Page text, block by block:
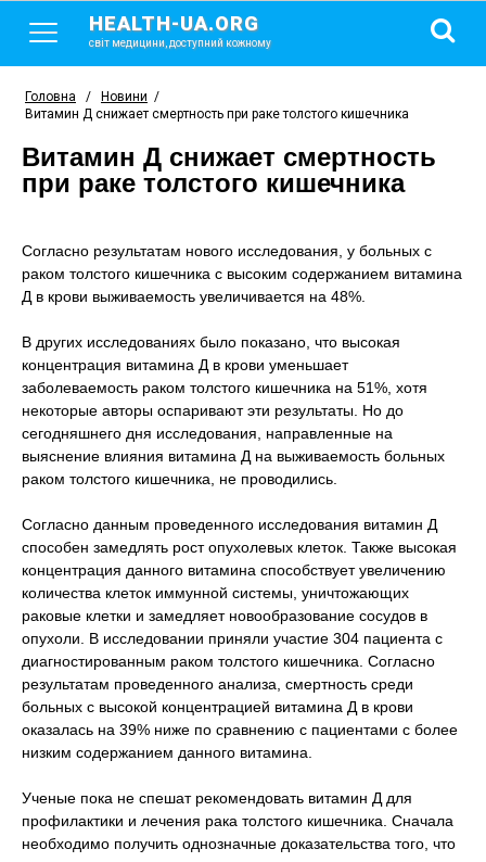
HEALTH-UA.ORG
світ медицини, доступний кожному
Головна / Новини /
Витамин Д снижает смертность при раке толстого кишечника
Витамин Д снижает смертность
при раке толстого кишечника
Согласно результатам нового исследования, у больных с
раком толстого кишечника с высоким содержанием витамина
Д в крови выживаемость увеличивается на 48%.
В других исследованиях было показано, что высокая
концентрация витамина Д в крови уменьшает
заболеваемость раком толстого кишечника на 51%, хотя
некоторые авторы оспаривают эти результаты. Но до
сегодняшнего дня исследования, направленные на
выяснение влияния витамина Д на выживаемость больных
раком толстого кишечника, не проводились.
Согласно данным проведенного исследования витамин Д
способен замедлять рост опухолевых клеток. Также высокая
концентрация данного витамина способствует увеличению
количества клеток иммунной системы, уничтожающих
раковые клетки и замедляет новообразование сосудов в
опухоли. В исследовании приняли участие 304 пациента с
диагностированным раком толстого кишечника. Согласно
результатам проведенного анализа, смертность среди
больных с высокой концентрацией витамина Д в крови
оказалась на 39% ниже по сравнению с пациентами с более
низким содержанием данного витамина.
Ученые пока не спешат рекомендовать витамин Д для
профилактики и лечения рака толстого кишечника. Сначала
необходимо получить однозначные доказательства того, что